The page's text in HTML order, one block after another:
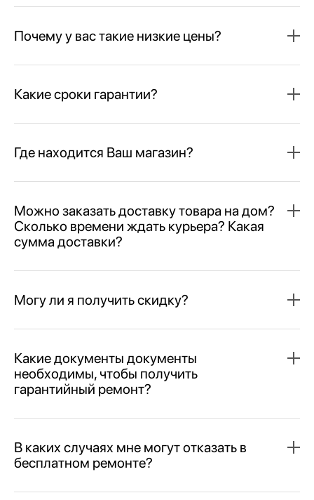
Почему у вас такие низкие цены?
Какие сроки гарантии?
Где находится Ваш магазин?
Можно заказать доставку товара на дом?
Сколько времени ждать курьера? Какая
сумма доставки?
Могу ли я получить скидку?
Какие документы документы
необходимы, чтобы получить
гарантийный ремонт?
В каких случаях мне могут отказать в
бесплатном ремонте?